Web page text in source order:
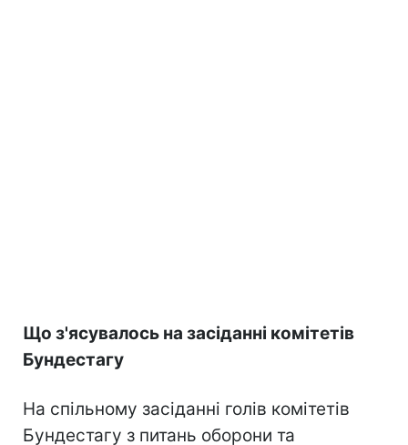
Що з'ясувалось на засіданні комітетів
Бундестагу
На спільному засіданні голів комітетів
Бундестагу з питань оборони та